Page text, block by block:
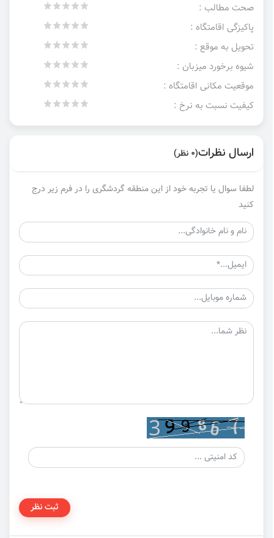
صحت مطالب :
پاکیزگی اقامتگاه :
تحویل به موقع :
شیوه برخورد میزبان :
موقعیت مکانی اقامتگاه :
کیفیت نسبت به نرخ :
ارسال نظرات(0 نظر)
لطفا سوال یا تجربه خود از این منطقه گردشگری را در فرم زیر درج
کنید
ثبت نظر